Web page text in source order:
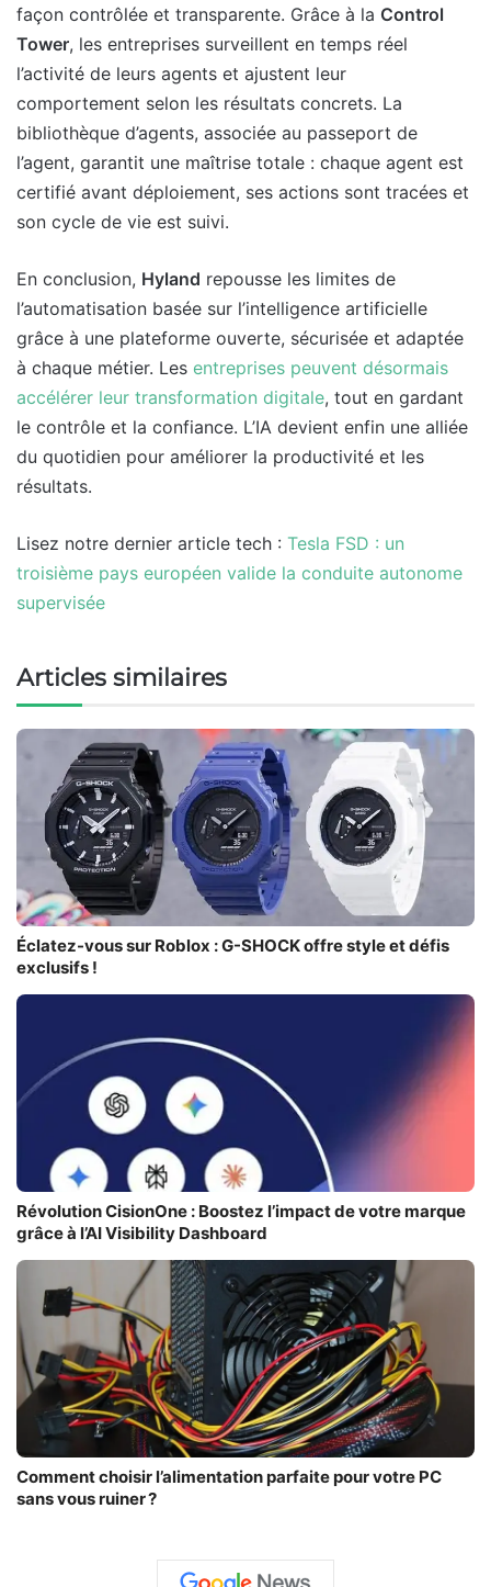
façon contrôlée et transparente. Grâce à la Control
Tower, les entreprises surveillent en temps réel
l’activité de leurs agents et ajustent leur
comportement selon les résultats concrets. La
bibliothèque d’agents, associée au passeport de
l’agent, garantit une maîtrise totale : chaque agent est
certifié avant déploiement, ses actions sont tracées et
son cycle de vie est suivi.
En conclusion, Hyland repousse les limites de
l’automatisation basée sur l’intelligence artificielle
grâce à une plateforme ouverte, sécurisée et adaptée
à chaque métier. Les entreprises peuvent désormais
accélérer leur transformation digitale, tout en gardant
le contrôle et la confiance. L’IA devient enfin une alliée
du quotidien pour améliorer la productivité et les
résultats.
Lisez notre dernier article tech : Tesla FSD : un
troisième pays européen valide la conduite autonome
supervisée
Articles similaires
Éclatez-vous sur Roblox : G-SHOCK offre style et défis
exclusifs !
Révolution CisionOne : Boostez l’impact de votre marque
grâce à l’AI Visibility Dashboard
Comment choisir l’alimentation parfaite pour votre PC
sans vous ruiner ?